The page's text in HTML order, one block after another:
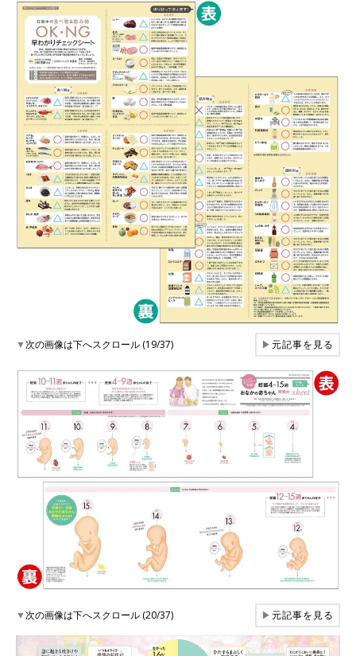
▼次の画像は下へスクロール (19/37) ▶元記事を見る
▼次の画像は下へスクロール (20/37) ▶元記事を見る